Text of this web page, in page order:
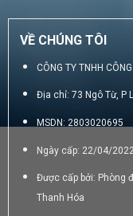
VỀ CHÚNG TÔI
CÔNG TY TNHH
Địa chỉ: 73 Ngô Từ, P
MSDN: 2803020695
Ngày cấp: 22/04/2022
Được cấp bởi: Phòng
Thanh Hóa